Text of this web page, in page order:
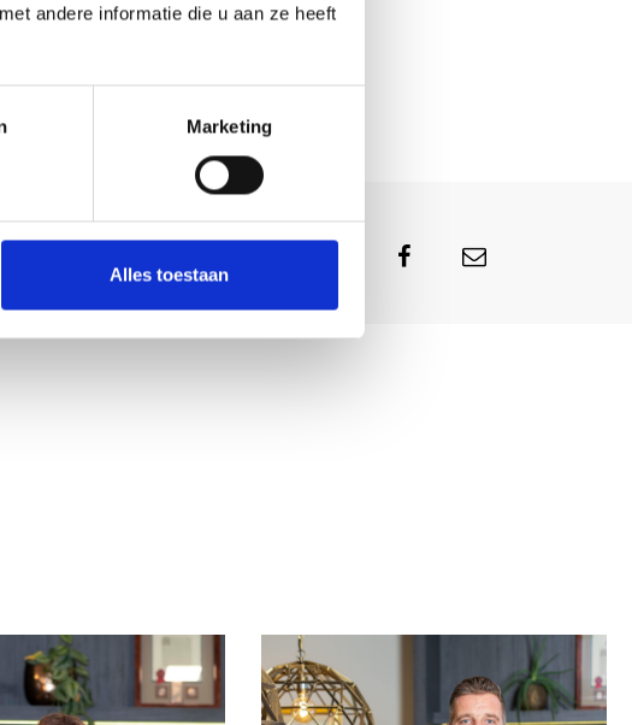
andere informatie die u aan ze heeft
Marketing
Alles toestaan
deze